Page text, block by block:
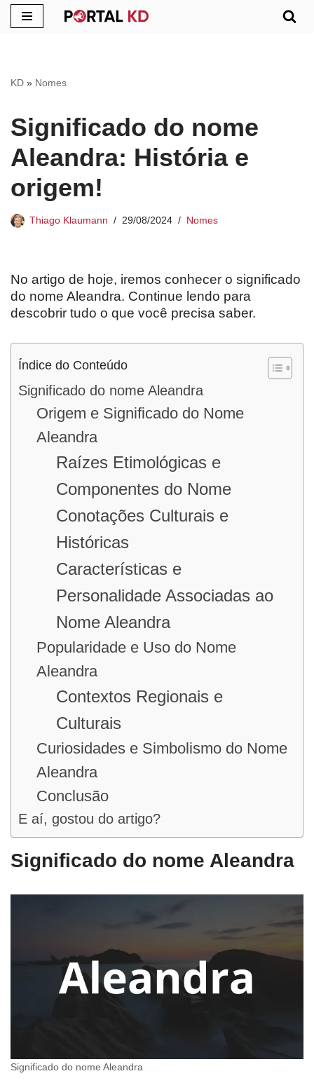
conteúdo
KD » Nomes
Significado do nome
Aleandra: História e
origem!
Thiago Klaumann 29/08/2024 Nomes
No artigo de hoje, iremos conhecer o significado
do nome Aleandra. Continue lendo para
descobrir tudo o que você precisa saber.
Índice do Conteúdo
Significado do nome Aleandra
Origem e Significado do Nome
Aleandra
Raízes Etimológicas e
Componentes do Nome
Conotações Culturais e
Históricas
Características e
Personalidade Associadas ao
Nome Aleandra
Popularidade e Uso do Nome
Aleandra
Contextos Regionais e
Culturais
Curiosidades e Simbolismo do Nome
Aleandra
Conclusão
E aí, gostou do artigo?
Significado do nome Aleandra
Significado do nome Aleandra